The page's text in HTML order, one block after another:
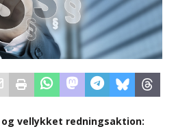
vellykket redningsaktion: